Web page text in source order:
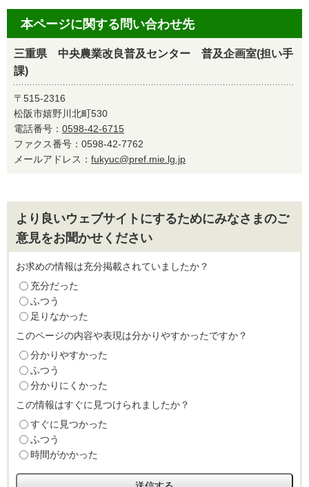
本ページに関する問い合わせ先
三重県 中央農業改良普及センター 普及企画室(担い手
課)
〒515-2316
松阪市嬉野川北町530
電話番号： 0598-42-6715
ファクス番号：0598-42-7762
メールアドレス： fukyuc@pref.mie.lg.jp
より良いウェブサイトにするためにみなさまのご
意見をお聞かせください
お求めの情報は充分掲載されていましたか？
充分だった
ふつう
足りなかった
このページの内容や表現は分かりやすかったですか？
分かりやすかった
ふつう
分かりにくかった
この情報はすぐに見つけられましたか？
すぐに見つかった
ふつう
時間がかかった